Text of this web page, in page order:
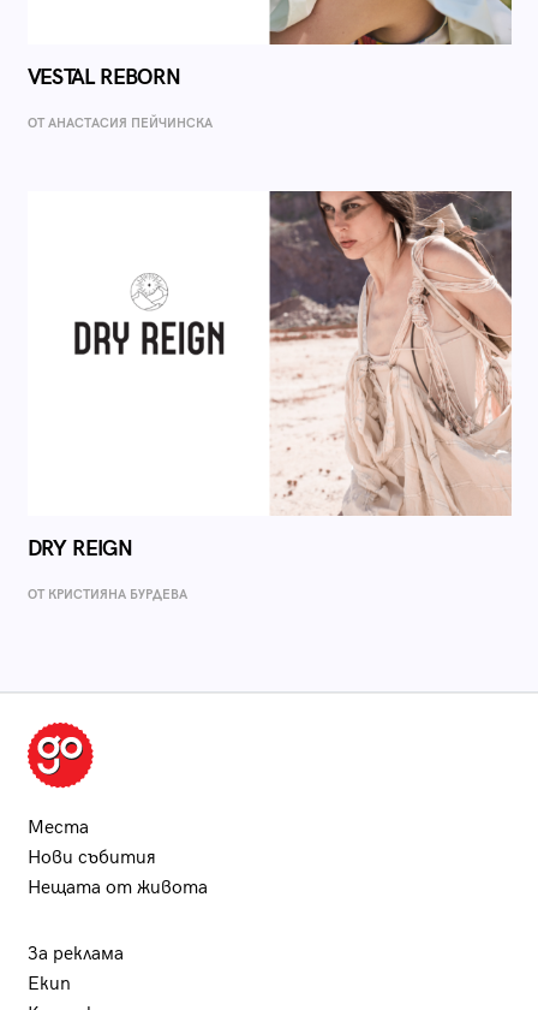
VESTAL REBORN
ОТ AНАСТАСИЯ ПЕЙЧИНСКА
DRY REIGN
ОТ КРИСТИЯНА БУРДЕВА
Места
Нови събития
Нещата от живота
За реклама
Екип